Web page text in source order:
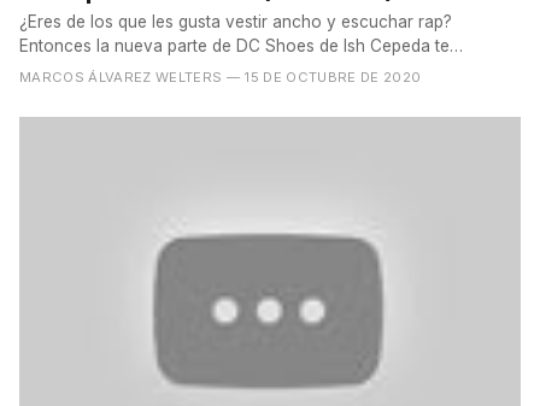
¿Eres de los que les gusta vestir ancho y escuchar rap?
Entonces la nueva parte de DC Shoes de Ish Cepeda te
encantará....
MARCOS ÁLVAREZ WELTERS — 15 DE OCTUBRE DE 2020